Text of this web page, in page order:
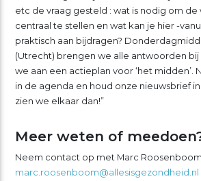
etc de vraag gesteld : wat is nodig om
centraal te stellen en wat kan je hier -
praktisch aan bijdragen?
(Utrecht) brengen we alle antwoorden
we aan een actieplan voor ‘het midden’.
in de agenda en houd onze nieuwsbrief
zien we elkaar dan!”
Meer weten of
Neem contact op met Marc
marc.roosenboom@allesisgezondheid.nl